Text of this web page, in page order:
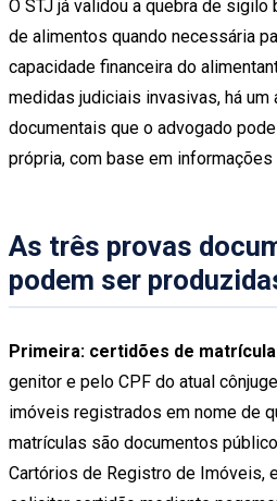
O STJ já validou a quebra de
de alimentos quando necessária
capacidade financeira do
medidas judiciais invasivas, há um
documentais que o advogado
própria, com base em informações
As três provas
podem ser
Primeira: certidões de
genitor e pelo CPF do atual
imóveis registrados em nome de
matrículas são documentos
Cartórios de Registro de Imóveis,